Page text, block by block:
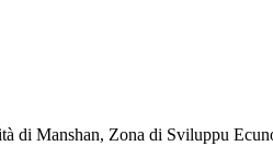
di Manshan, Zona di Sviluppu